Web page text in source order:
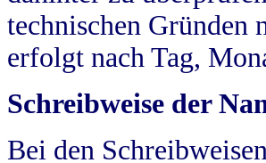
technischen Gründen
erfolgt nach Tag,
Schreibweise der
Bei den